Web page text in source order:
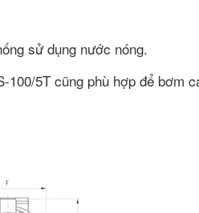
sử dụng nước nóng.
100/5T cũng phù hợp để bơm